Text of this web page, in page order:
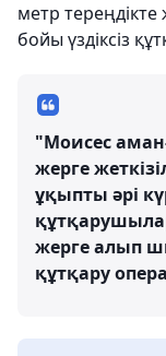
метр
бойы үздіксіз
"Моисес
жерге
ұқыпты әрі
жерге алып
құтқару